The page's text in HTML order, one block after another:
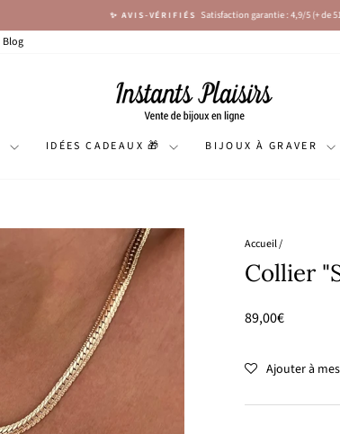
Diaporama
✨ AVIS-VÉRIFIÉS Satisfaction garantie : 4,9/5 (+ de 5120 avis)
Blog
IDÉES CADEAUX 🎁 BIJOUX À GRAVER
Accueil/
Collier
Prix
89,00€
Ajouter à